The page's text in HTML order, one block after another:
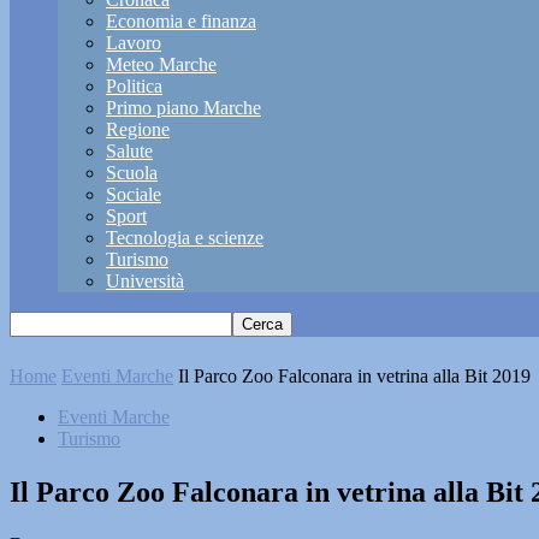
Economia e finanza
Lavoro
Meteo Marche
Politica
Primo piano Marche
Regione
Salute
Scuola
Sociale
Sport
Tecnologia e scienze
Turismo
Università
Home Eventi Marche Il Parco Zoo Falconara in vetrina alla Bit 2019
Eventi Marche
Turismo
Il Parco Zoo Falconara in vetrina alla Bit